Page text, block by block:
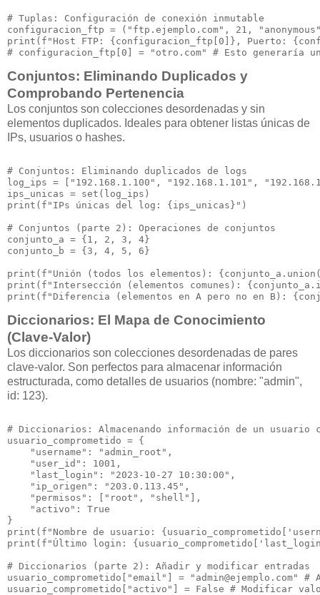
# Tuplas: Configuración de conexión inmutable
configuracion_ftp = ("ftp.ejemplo.com", 21,
print(f"Host FTP: {configuracion_ftp[0]}, Puerto:
Conjuntos: Eliminando Duplicados y
Comprobando Pertenencia
Los conjuntos son colecciones desordenadas y sin
elementos duplicados. Ideales para obtener listas únicas de
IPs, usuarios o hashes.
# Conjuntos: Eliminando duplicados de logs
log_ips = ["192.168.1.100", "192.168.1.101",
ips_unicas = set(log_ips)
print(f"IPs únicas del log: {ips_unicas}")
# Conjuntos (parte 2): Operaciones de conjuntos
conjunto_a = {1, 2, 3, 4}
conjunto_b = {3, 4, 5, 6}
print(f"Unión (todos los elementos):
print(f"Intersección (elementos comunes):
Diccionarios: El Mapa de Conocimiento
(Clave-Valor)
Los diccionarios son colecciones desordenadas de pares
clave-valor. Son perfectos para almacenar información
estructurada, como detalles de usuarios (nombre: "admin",
id: 123).
# Diccionarios: Almacenando información de un usuario
usuario_comprometido = {
    "username": "admin_root",
    "user_id": 1001,
    "last_login": "2023-10-27 10:30:00",
    "ip_origen": "203.0.113.45",
    "permisos": ["root", "shell"],
    "activo": True
}
print(f"Nombre de usuario:
print(f"Último login:
# Diccionarios (parte 2): Añadir y modificar entradas
usuario_comprometido["email"] = "admin@ejemplo.com" #
usuario_comprometido["activo"] = False # Modificar